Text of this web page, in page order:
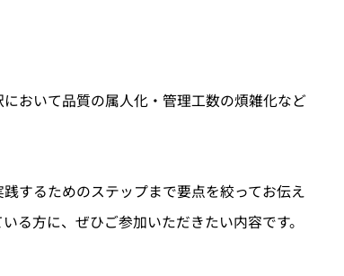
おいて品質の属人化・管理工数の煩雑化など
するためのステップまで要点を絞ってお伝え
る方に、ぜひご参加いただきたい内容です。